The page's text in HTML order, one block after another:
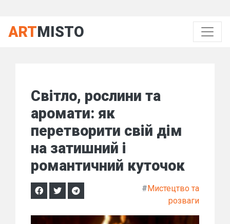
ARTMISTO
Світло, рослини та
аромати: як
перетворити свій дім
на затишний і
романтичний куточок
#Мистецтво та
розваги